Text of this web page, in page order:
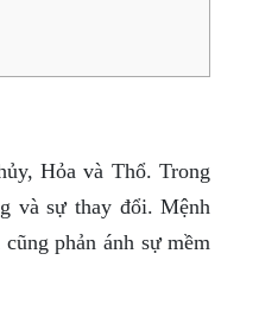
Hỏa và Thổ. Trong
và sự thay đổi. Mệnh
phản ánh sự mềm